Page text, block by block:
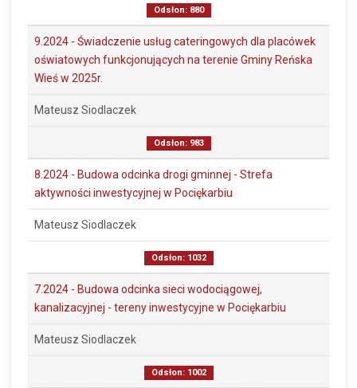
Odsłon: 880
9.2024 - Świadczenie usług cateringowych dla placówek
oświatowych funkcjonujących na terenie Gminy Reńska
Wieś w 2025r.
Mateusz Siodlaczek
Odsłon: 983
8.2024 - Budowa odcinka drogi gminnej - Strefa
aktywności inwestycyjnej w Pociękarbiu
Mateusz Siodlaczek
Odsłon: 1032
7.2024 - Budowa odcinka sieci wodociągowej,
kanalizacyjnej - tereny inwestycyjne w Pociękarbiu
Mateusz Siodlaczek
Odsłon: 1002